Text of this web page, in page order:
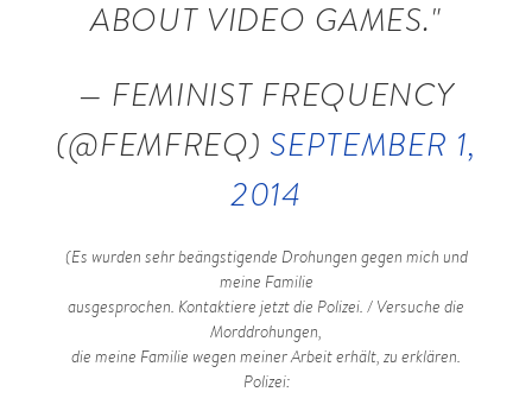
ABOUT VIDEO GAMES."
— FEMINIST FREQUENCY
(@FEMFREQ) SEPTEMBER 1,
2014
(Es wurden sehr beängstigende Drohungen gegen mich und
meine Familie
ausgesprochen. Kontaktiere jetzt die Polizei. / Versuche die
Morddrohungen,
die meine Familie wegen meiner Arbeit erhält, zu erklären.
Polizei: